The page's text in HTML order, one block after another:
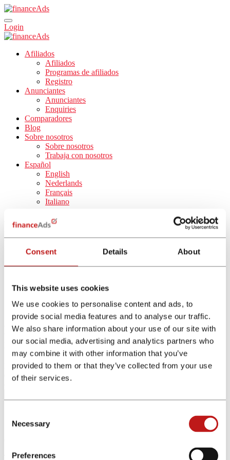
Consent Details About
This website uses cookies
We use cookies to personalise content and ads, to
provide social media features and to analyse our traffic.
We also share information about your use of our site with
our social media, advertising and analytics partners who
may combine it with other information that you’ve
provided to them or that they’ve collected from your use
of their services.
Selection
Necessary
Preferences
Login
Afiliados
Afiliados
Programas de afiliados
Registro
Anunciantes
Anunciantes
Enquiries
Comparadores
Blog
Sobre nosotros
Sobre nosotros
Trabaja con nosotros
Español
English
Nederlands
Français
Italiano
Encuentra los programas –
Encuentra los programas de
afiliados
Home
Programas de afiliados
Encuentra los programas
Encuentra los programas de afiliados más
relevantes para ti
Puedes hacer uso de la función de búsqueda de forma rápida y
eficiente para encontrar programas de afiliados en toda nuestra red
Tracking: